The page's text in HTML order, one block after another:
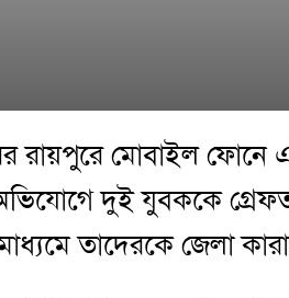
রায়পুরে মোবাইল ফোনে
দুই যুবককে
তাদেরকে জেলা